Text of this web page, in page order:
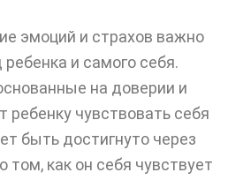
эмоций и страхов важно
и самого себя.
на доверии и
ребенку чувствовать себя
быть достигнуто через
том, как он себя чувствует